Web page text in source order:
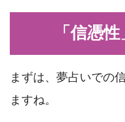
「信憑
まずは、夢占いでの
ますね。